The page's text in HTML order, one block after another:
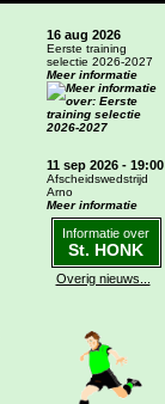
16 aug 2026
Eerste training
selectie 2026-2027
Meer informatie
11 sep 2026 - 19:00
Afscheidswedstrijd
Arno
Meer informatie
Informatie over
St. HONK
Overig nieuws...